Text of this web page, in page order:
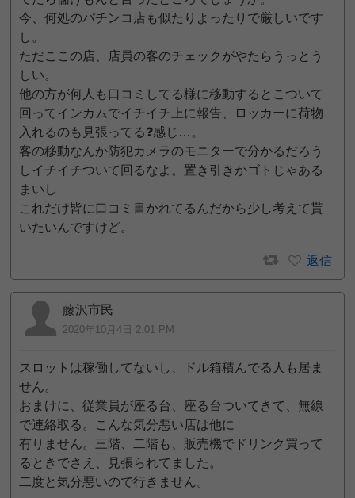
今、何処のパチンコ店も似たりよったりで厳しいです
し。
ただここの店、店員の客のチェックがやたらうっとう
しい。
他の方が何人も口コミしてる様に移動するとこついて
回ってインカムでイチイチ上に報告、ロッカーに荷物
入れるのも見張ってる❓️感じ…。
客の移動なんか防犯カメラのモニターで分かるだろう
しイチイチついて回るなよ。置き引きかゴトじゃある
まいし
これだけ皆に口コミ書かれてるんだから少し考えて貰
いたいんですけど。
返信
藤沢市民
2020年10月4日 2:01 PM
スロットは稼働してないし、ドル箱積んでる人も居ま
せん。
おまけに、従業員が座る台、座る台ついてきて、無線
で連絡取る。こんな気分悪い店は他に
有りません。三階、二階も、販売機でドリンク買って
るときでさえ、見張られてました。
二度と気分悪いので行きません。